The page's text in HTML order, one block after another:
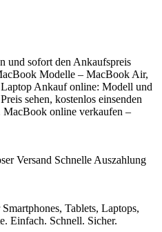
und sofort den Ankaufspreis
Modelle – MacBook Air,
Ankauf online: Modell und
sehen, kostenlos einsenden
MacBook online verkaufen –
Versand Schnelle Auszahlung
Tablets, Laptops,
Einfach. Schnell. Sicher.